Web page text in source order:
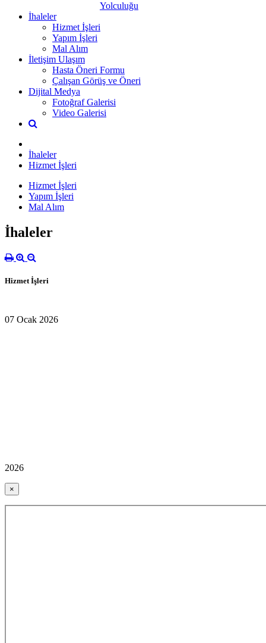
Yolculuğu
İhaleler
Hizmet İşleri
Yapım İşleri
Mal Alım
İletişim Ulaşım
Hasta Öneri Formu
Çalışan Görüş ve Öneri
Dijital Medya
Fotoğraf Galerisi
Video Galerisi
İhaleler
Hizmet İşleri
Hizmet İşleri
Yapım İşleri
Mal Alım
İhaleler
Hizmet İşleri
07 Ocak 2026
2026
×